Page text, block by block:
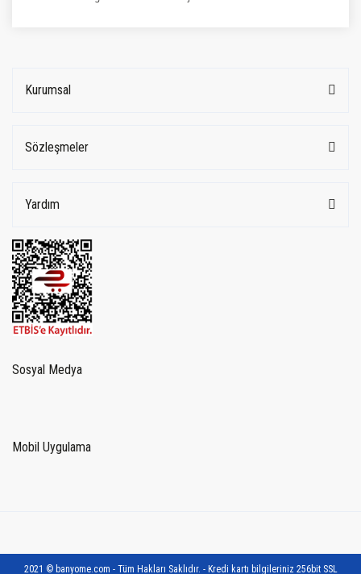
Kurumsal
Sözleşmeler
Yardım
Sosyal Medya
Mobil Uygulama
2021 © banyome.com - Tüm Hakları Saklıdır. - Kredi kartı bilgileriniz 256bit SSL